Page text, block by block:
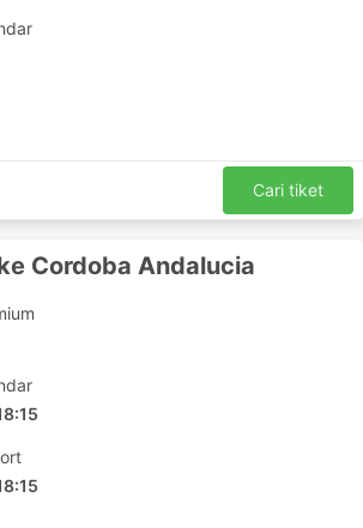
Cari tiket
Cordoba Andalucia